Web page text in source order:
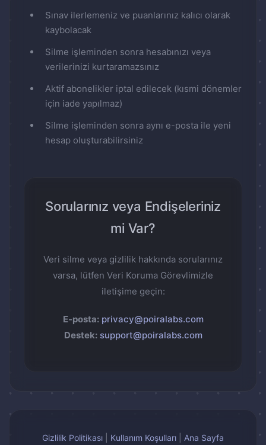
Sınav ilerlemeniz ve puanlarınız kalıcı olarak
kaybolacak
Silme işleminden sonra hesabınızı veya
verilerinizi kurtaramazsınız
Aktif abonelikler iptal edilecek (kısmi dönemler
için iade yapılmaz)
Silme işleminden sonra aynı e-posta ile yeni
hesap oluşturabilirsiniz
Sorularınız veya Endişeleriniz
mi Var?
Veri silme veya gizlilik hakkında sorularınız
varsa, lütfen Veri Koruma Görevlimizle
iletişime geçin:
E-posta: privacy@poiralabs.com
Destek: support@poiralabs.com
Gizlilik Politikası Kullanım Koşulları Ana Sayfa